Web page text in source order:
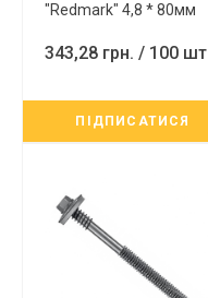
"Redmark" 4,8 * 80мм
покрівельної
з головкою під РН-2 з
покриттям Ruspert
343,28 грн. / 100 шт
ПІДПИСАТИСЯ